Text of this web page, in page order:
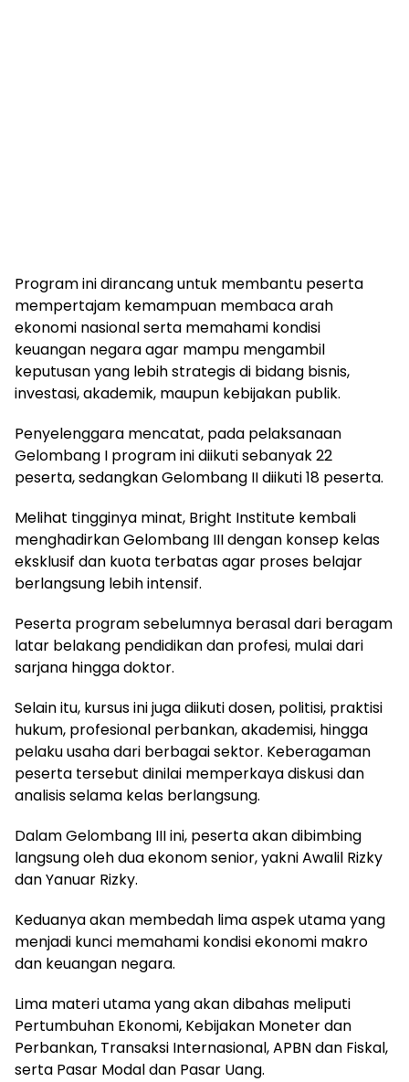
Program ini dirancang untuk membantu peserta
mempertajam kemampuan membaca arah
ekonomi nasional serta memahami kondisi
keuangan negara agar mampu mengambil
keputusan yang lebih strategis di bidang bisnis,
investasi, akademik, maupun kebijakan publik.
Penyelenggara mencatat, pada pelaksanaan
Gelombang I program ini diikuti sebanyak 22
peserta, sedangkan Gelombang II diikuti 18 peserta.
Melihat tingginya minat, Bright Institute kembali
menghadirkan Gelombang III dengan konsep kelas
eksklusif dan kuota terbatas agar proses belajar
berlangsung lebih intensif.
Peserta program sebelumnya berasal dari beragam
latar belakang pendidikan dan profesi, mulai dari
sarjana hingga doktor.
Selain itu, kursus ini juga diikuti dosen, politisi, praktisi
hukum, profesional perbankan, akademisi, hingga
pelaku usaha dari berbagai sektor. Keberagaman
peserta tersebut dinilai memperkaya diskusi dan
analisis selama kelas berlangsung.
Dalam Gelombang III ini, peserta akan dibimbing
langsung oleh dua ekonom senior, yakni Awalil Rizky
dan Yanuar Rizky.
Keduanya akan membedah lima aspek utama yang
menjadi kunci memahami kondisi ekonomi makro
dan keuangan negara.
Lima materi utama yang akan dibahas meliputi
Pertumbuhan Ekonomi, Kebijakan Moneter dan
Perbankan, Transaksi Internasional, APBN dan Fiskal,
serta Pasar Modal dan Pasar Uang.